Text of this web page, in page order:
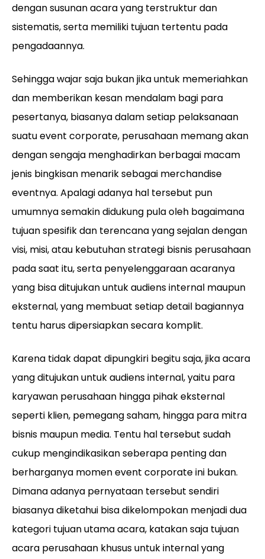
dengan susunan acara yang terstruktur dan
sistematis, serta memiliki tujuan tertentu pada
pengadaannya.
Sehingga wajar saja bukan jika untuk memeriahkan
dan memberikan kesan mendalam bagi para
pesertanya, biasanya dalam setiap pelaksanaan
suatu event corporate, perusahaan memang akan
dengan sengaja menghadirkan berbagai macam
jenis bingkisan menarik sebagai merchandise
eventnya. Apalagi adanya hal tersebut pun
umumnya semakin didukung pula oleh bagaimana
tujuan spesifik dan terencana yang sejalan dengan
visi, misi, atau kebutuhan strategi bisnis perusahaan
pada saat itu, serta penyelenggaraan acaranya
yang bisa ditujukan untuk audiens internal maupun
eksternal, yang membuat setiap detail bagiannya
tentu harus dipersiapkan secara komplit.
Karena tidak dapat dipungkiri begitu saja, jika acara
yang ditujukan untuk audiens internal, yaitu para
karyawan perusahaan hingga pihak eksternal
seperti klien, pemegang saham, hingga para mitra
bisnis maupun media. Tentu hal tersebut sudah
cukup mengindikasikan seberapa penting dan
berharganya momen event corporate ini bukan.
Dimana adanya pernyataan tersebut sendiri
biasanya diketahui bisa dikelompokan menjadi dua
kategori tujuan utama acara, katakan saja tujuan
acara perusahaan khusus untuk internal yang